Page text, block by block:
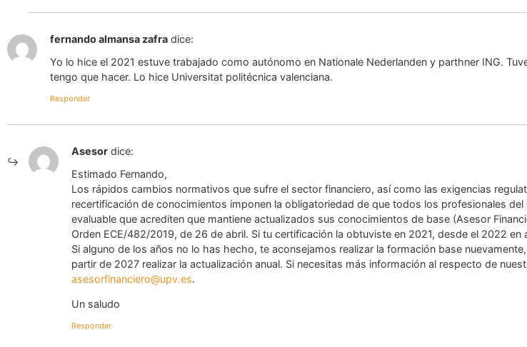
fernando almansa zafra dice:
Yo lo hice el 2021 estuve trabajado como autónomo en Nationale Nederlanden y parthner ING.
tengo que hacer. Lo hice Universitat politécnica valenciana.
Responder
Asesor dice:
Estimado Fernando,
Los rápidos cambios normativos que sufre el sector financiero, así como las exigencias
recertificación de conocimientos imponen la obligatoriedad de que todos los profesionales
evaluable que acrediten que mantiene actualizados sus conocimientos de base (Asesor
Orden ECE/482/2019, de 26 de abril. Si tu certificación la obtuviste en 2021, desde el 2022
Si alguno de los años no lo has hecho, te aconsejamos realizar la formación base
partir de 2027 realizar la actualización anual. Si necesitas más información al respecto de
asesorfinanciero@upv.es.
Un saludo
Responder